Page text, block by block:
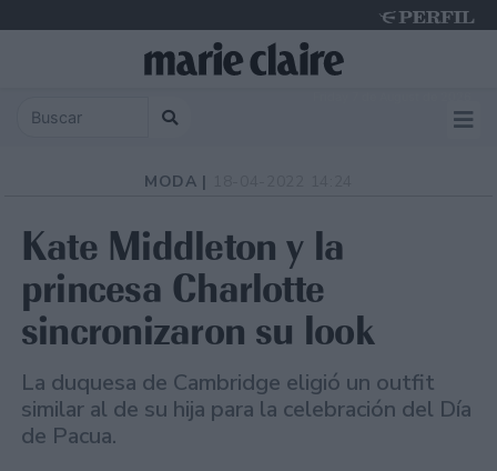
MODA |
Kate Middleton y la
princesa Charlotte
sincronizaron su look
La duquesa de Cambridge eligió un outfit
similar al de su hija para la celebración del Día
de Pacua.